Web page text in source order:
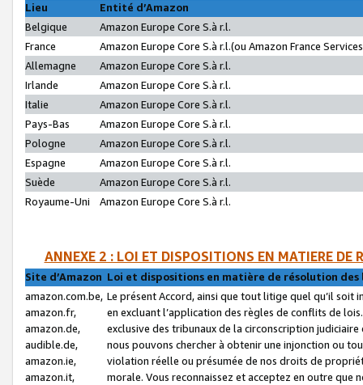
Lieu
Entité d’Amazon
Belgique
Amazon Europe Core S.à r.l.
France
Amazon Europe Core S.à r.l.(ou Amazon France
Allemagne
Amazon Europe Core S.à r.l.
Irlande
Amazon Europe Core S.à r.l.
Italie
Amazon Europe Core S.à r.l.
Pays-Bas
Amazon Europe Core S.à r.l.
Pologne
Amazon Europe Core S.à r.l.
Espagne
Amazon Europe Core S.à r.l.
Suède
Amazon Europe Core S.à r.l.
Royaume-Uni
Amazon Europe Core S.à r.l.
ANNEXE 2 : LOI ET DISPOSITIONS EN MATIERE DE
Site d’Amazon Loi et dispositions en matière de résolution
amazon.com.be,
amazon.fr,
amazon.de,
audible.de,
amazon.ie,
amazon.it,
Le présent Accord, ainsi que tout litige quel qu’il soit
en excluant l’application des règles de conflits de
exclusive des tribunaux de la circonscription
nous pouvons chercher à obtenir une injonction ou
violation réelle ou présumée de nos droits de
morale. Vous reconnaissez et acceptez en outre que